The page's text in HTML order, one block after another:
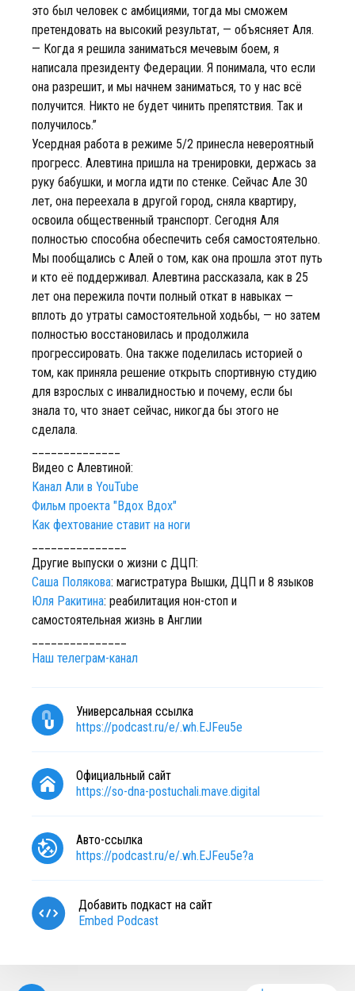
это был человек с амбициями, тогда мы сможем
претендовать на высокий результат, — объясняет Аля.
— Когда я решила заниматься мечевым боем, я
написала президенту Федерации. Я понимала, что если
она разрешит, и мы начнем заниматься, то у нас всё
получится. Никто не будет чинить препятствия. Так и
получилось.”
Усердная работа в режиме 5/2 принесла невероятный
прогресс. Алевтина пришла на тренировки, держась за
руку бабушки, и могла идти по стенке. Сейчас Але 30
лет, она переехала в другой город, сняла квартиру,
освоила общественный транспорт. Сегодня Аля
полностью способна обеспечить себя самостоятельно.
Мы пообщались с Алей о том, как она прошла этот путь
и кто её поддерживал. Алевтина рассказала, как в 25
лет она пережила почти полный откат в навыках —
вплоть до утраты самостоятельной ходьбы, — но затем
полностью восстановилась и продолжила
прогрессировать. Она также поделилась историей о
том, как приняла решение открыть спортивную студию
для взрослых с инвалидностью и почему, если бы
знала то, что знает сейчас, никогда бы этого не
сделала.
Видео с Алевтиной:
Канал Али в YouTube
Фильм проекта "Вдох Вдох"
Как фехтование ставит на ноги
Другие выпуски о жизни с ДЦП:
Саша Полякова: магистратура Вышки, ДЦП и 8 языков
Юля Ракитина: реабилитация нон-стоп и
самостоятельная жизнь в Англии
Наш телеграм-канал
Универсальная ссылка
https://podcast.ru/e/.wh.EJFeu5e
Официальный сайт
https://so-dna-postuchali.mave.digital
Авто-ссылка
https://podcast.ru/e/.wh.EJFeu5e?a
Добавить подкаст на сайт
Embed Podcast